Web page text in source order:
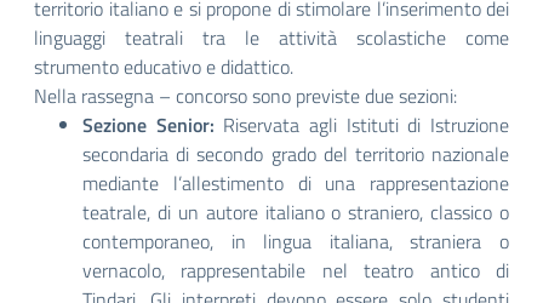
territorio italiano e si propone di stimolare l’inserimento dei
linguaggi teatrali tra le attività scolastiche come
strumento educativo e didattico.
Nella rassegna – concorso sono previste due sezioni:
Sezione Senior: Riservata agli Istituti di Istruzione
secondaria di secondo grado del territorio nazionale
mediante l’allestimento di una rappresentazione
teatrale, di un autore italiano o straniero, classico o
contemporaneo, in lingua italiana, straniera o
vernacolo, rappresentabile nel teatro antico di